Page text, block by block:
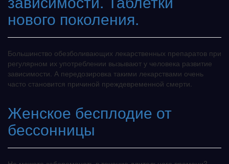
нового поколения.
Большинство обезболивающих лекарственных препаратов при
регулярном их употреблении вызывают у человека развитие
зависимости. А передозировка такими лекарствами очень
часто становится причиной преждевременной смерти.
Женское бесплодие от
бессонницы